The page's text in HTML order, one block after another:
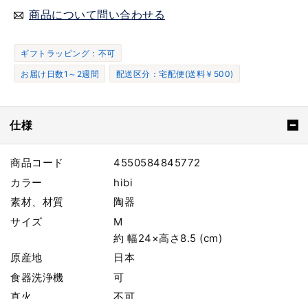
商品について問い合わせる
ギフトラッピング：不可
お届け日数1～2週間
配送区分：宅配便(送料￥500)
仕様
商品コード
4550584845772
カラー
hibi
素材、材質
陶器
サイズ
M
約 幅24×高さ8.5 (cm)
原産地
日本
食器洗浄機
可